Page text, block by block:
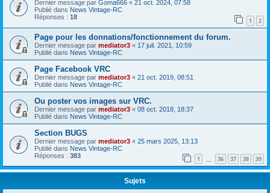
Dernier message par Goma666 « 21 oct. 2024, 07:58
Publié dans News Vintage-RC
Réponses : 18 1 2
Page pour les donnations/fonctionnement du forum.
Dernier message par mediator3 « 17 juil. 2021, 10:59
Publié dans News Vintage-RC
Page Facebook VRC
Dernier message par mediator3 « 21 oct. 2019, 08:51
Publié dans News Vintage-RC
Ou poster vos images sur VRC.
Dernier message par mediator3 « 08 oct. 2018, 18:37
Publié dans News Vintage-RC
Section BUGS
Dernier message par mediator3 « 25 mars 2025, 13:13
Publié dans News Vintage-RC
Réponses : 383 1 36 37 38 39
Sujets